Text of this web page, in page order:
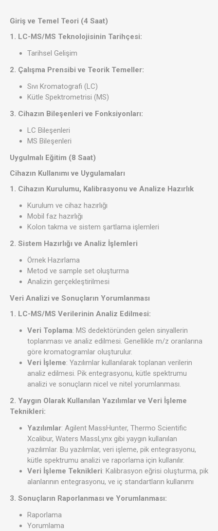
Giriş ve Temel Teori (4 Saat)
1. LC-MS/MS Teknolojisinin Tarihçesi:
Tarihsel Gelişim
2. Çalışma Prensibi ve Teorik Temeller:
Sıvı Kromatografi (LC)
Kütle Spektrometrisi (MS)
3. Cihazın Bileşenleri ve Fonksiyonları:
LC Bileşenleri
MS Bileşenleri
Uygulmalı Eğitim (8 Saat)
Cihazın Kullanımı ve Uygulamaları
1. Cihazın Kurulumu, Kalibrasyonu ve Analize Hazırlık
Kurulum ve cihaz hazırlığı
Mobil faz hazırlığı
Kolon takma ve sistem şartlama işlemleri
2. Sistem Hazırlığı ve Analiz İşlemleri
Örnek Hazırlama
Metod ve sample set oluşturma
Analizin gerçekleştirilmesi
Veri Analizi ve Sonuçların Yorumlanması
1. LC-MS/MS Verilerinin Analiz Edilmesi:
Veri Toplama: MS dedektöründen gelen sinyallerin
toplanması ve analiz edilmesi. Genellikle m/z oranlarına
göre kromatogramlar oluşturulur.
Veri İşleme: Yazılımlar kullanılarak toplanan verilerin
analiz edilmesi. Pik entegrasyonu, kütle spektrumu
analizi ve sonuçların nicel ve nitel yorumlanması.
2. Yaygın Olarak Kullanılan Yazılımlar ve Veri İşleme
Teknikleri:
Yazılımlar: Agilent MassHunter, Thermo Scientific
Xcalibur, Waters MassLynx gibi yaygın kullanılan
yazılımlar. Bu yazılımlar, veri işleme, pik entegrasyonu,
kütle spektrumu analizi ve raporlama için kullanılır.
Veri İşleme Teknikleri: Kalibrasyon eğrisi oluşturma, pik
alanlarının entegrasyonu, ve iç standartların kullanımı​
3. Sonuçların Raporlanması ve Yorumlanması:
Raporlama
Yorumlama